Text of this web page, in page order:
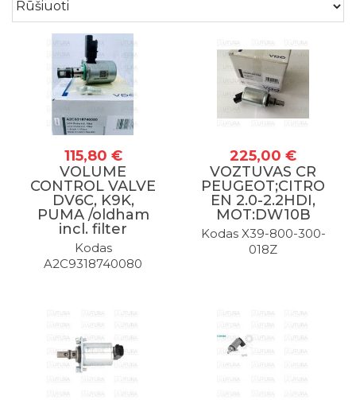
115,80 €
VOLUME
CONTROL VALVE
DV6C, K9K,
PUMA /oldham
incl. filter
Kodas
A2C9318740080
225,00 €
VOZTUVAS CR
PEUGEOT;CITRO
EN 2.0-2.2HDI,
MOT:DW10B
Kodas X39-800-300-
018Z